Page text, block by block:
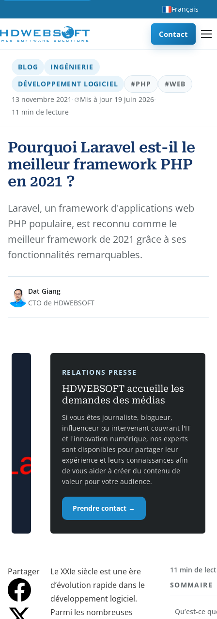
Français
Contact
BLOG
INGÉNIERIE
DÉVELOPPEMENT LOGICIEL
#PHP
#WEB
13 novembre 2021 · Mis à jour 19 juin 2026·
11 min de lecture
Pourquoi Laravel est-il le
meilleur framework PHP
en 2021 ?
Laravel, un framework d'applications web
PHP populaire, est reconnu comme le
meilleur framework de 2021 grâce à ses
fonctionnalités remarquables.
Dat Giang
CTO de HDWEBSOFT
RELATIONS PRESSE
HDWEBSOFT accueille les
demandes des médias
Si vous êtes journaliste, blogueur,
influenceur ou intervenant couvrant l'IT
et l'innovation numérique, nos experts
sont disponibles pour partager leur
expérience et leurs connaissances afin
de vous aider à créer du contenu de
valeur pour votre audience.
Prendre contact →
Partager
Le XXIe siècle est une ère
d’évolution rapide dans le
développement logiciel.
Parmi les nombreuses
11 min de
SOMMAIRE
Qu’est-ce